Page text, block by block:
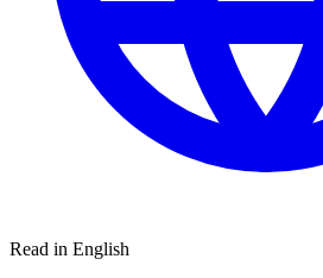
Read in English